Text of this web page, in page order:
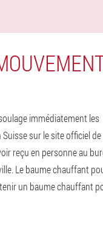
immédiatement les
sur le site officiel de
reçu en personne au
Le baume chauffant
un baume chauffant